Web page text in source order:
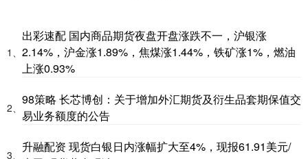
1、
出彩速配 国内商品期货夜盘开盘涨跌不一，沪银涨
2.14%，沪金涨1.89%，焦煤涨1.44%，铁矿涨1%，燃油
上涨0.93%
2、
98策略 长芯博创：关于增加外汇期货及衍生品套期保值交
易业务额度的公告
3、
升融配资 现货白银日内涨幅扩大至4%，现报61.91美元/